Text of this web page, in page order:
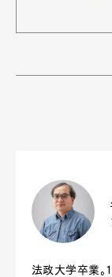
法政大学卒業。